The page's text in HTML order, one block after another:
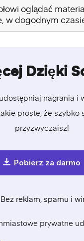
oglądać
w dogodnym
Dzięki
, udostępniaj nagrania i
proste, że szybko
przyzwyczaisz!
Pobierz za darmo
Bez reklam, spamu i
prywatne